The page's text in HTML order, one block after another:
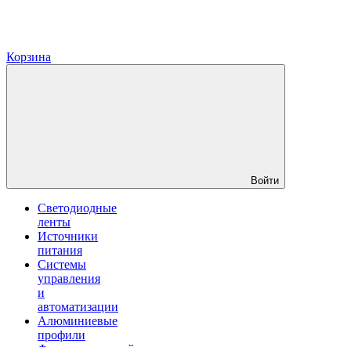
Корзина
Войти
Светодиодные
ленты
Источники
питания
Системы
управления
и
автоматизации
Алюминиевые
профили